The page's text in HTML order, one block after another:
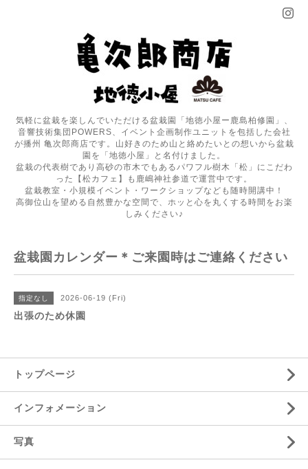
気軽に盆栽を楽しんでいただける盆栽園「地徳小屋ー鹿島柏修園」、
音響技術集団POWERS、イベント企画制作ユニットを包括した会社
が播州 亀次郎商店です。山好きのため山と絡めたいとの想いから盆栽
園を「地徳小屋」と名付けました。
盆栽の代表樹であり高砂の市木でもあるパワフル樹木「松」にこだわ
った【松カフェ】も鹿嶋神社参道で運営中です。
盆栽教室・小規模イベント・ワークショップなども随時開講中！
高御位山を望める自然豊かな空間で、ホッと心を丸くする時間をお楽
しみください♪
盆栽園カレンダー＊ご来園時はご連絡ください
指定なし 2026-06-19 (Fri)
出張のため休園
トップページ
インフォメーション
写真